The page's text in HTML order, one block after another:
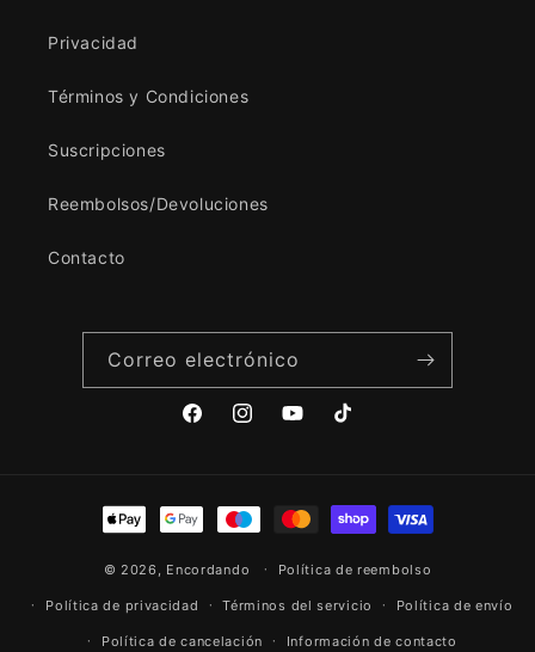
Privacidad
Términos y Condiciones
Suscripciones
Reembolsos/Devoluciones
Contacto
Correo electrónico
FacebookInstagramYouTubeTikTok
Formas
de
pago
© 2026, Encordando Política de reembolso
Política de privacidad Términos del servicio Política de envío
Política de cancelación Información de contacto